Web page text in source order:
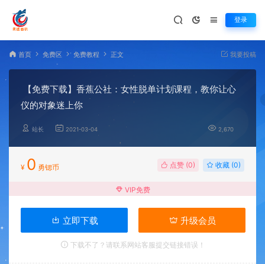
登录
首页 免费区 免费教程 正文 我要投稿
【免费下载】香蕉公社：女性脱单计划课程，教你让心
仪的对象迷上你
站长 2021-03-04 2,670
¥ 0 勇锶币 点赞 (0) 收藏 (0)
VIP免费
立即下载 升级会员
下载不了？请联系网站客服提交链接错误！